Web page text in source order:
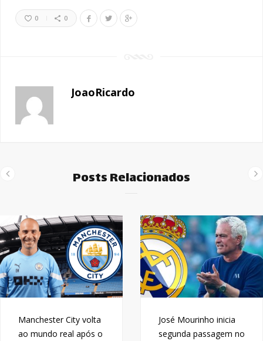
0 0
JoaoRicardo
Posts Relacionados
Manchester City volta
ao mundo real após o
José Mourinho inicia
segunda passagem no